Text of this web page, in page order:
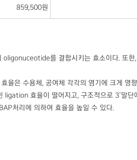
859,500원
를 결합시키는 효소이다. 또한
은 수용체, 공여체 각각의 염기에 크게 영
효율이 떨어지고, 구조적으로 3’말단
처리에 의하여 효율을 높일 수 있다.